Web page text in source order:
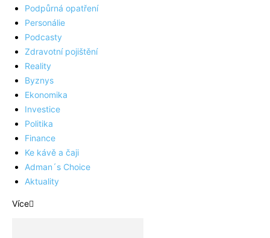
Podpůrná opatření
Personálie
Podcasty
Zdravotní pojištění
Reality
Byznys
Ekonomika
Investice
Politika
Finance
Ke kávě a čaji
Adman´s Choice
Aktuality
Více